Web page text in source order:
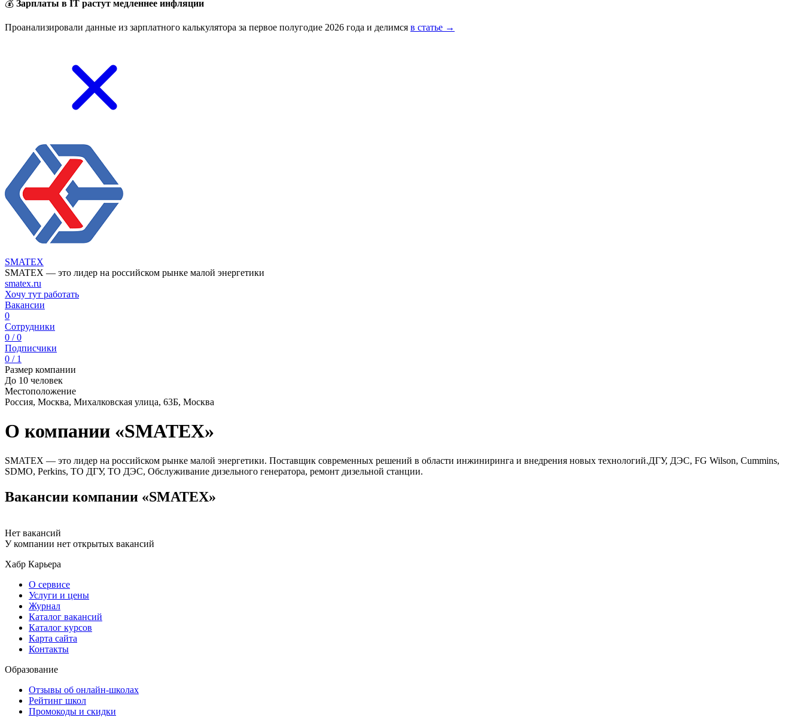
💰 Зарплаты в IT растут медленнее инфляции
Проанализировали данные из зарплатного калькулятора за первое полугодие 2026 года и делимся в статье →
SMATEX
SMATEX — это лидер на российском рынке малой энергетики
smatex.ru
Хочу тут работать
Вакансии
0
Сотрудники
0 / 0
Подписчики
0 / 1
Размер компании
До 10 человек
Местоположение
Россия, Москва, Михалковская улица, 63Б, Москва
О компании «SMATEX»
SMATEX — это лидер на российском рынке малой энергетики. Поставщик современных решений в области инжиниринга и внедрения новых технологий.ДГУ, ДЭС, FG Wilson, Cummins,
SDMO, Perkins, ТО ДГУ, ТО ДЭС, Обслуживание дизельного генератора, ремонт дизельной станции.
Вакансии компании «SMATEX»
Нет вакансий
У компании нет открытых вакансий
Хабр Карьера
О сервисе
Услуги и цены
Журнал
Каталог вакансий
Каталог курсов
Карта сайта
Контакты
Образование
Отзывы об онлайн-школах
Рейтинг школ
Промокоды и скидки